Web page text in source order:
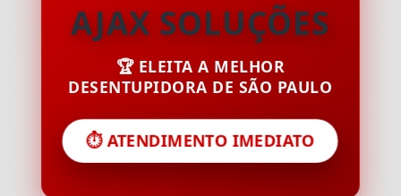
AJAX SOLUÇÕES
🏆 ELEITA A MELHOR
DESENTUPIDORA DE SÃO PAULO
⏱️ ATENDIMENTO IMEDIATO